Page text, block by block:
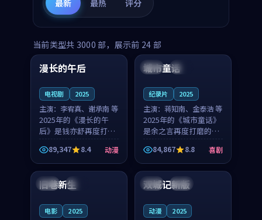
最新 最热 评分
当前类型共 3000 部，展示前 24 部
中国 高分
99:16
漫长的午后
电视剧 2025
主演： 李宥真、谢承南 等
2025年的《漫长的午
后》是钱亦舒再度打磨
的动漫佳作。中国大陆
的取景与海岛日常的氛
围相互成就，李宥真与
谢承南的对手戏自然克
制，让整部影片在悬念
89,347 8.4 动漫
美国 院线
城市童话
纪录片 2025
主演： 蒋知南、金泰浩 等
2025年的《城市童话》
是余之言再度打磨的喜
剧佳作。美国的取景与
历史战争的氛围相互成
就，蒋知南与金泰浩的
对手戏自然克制，让整
部影片在悬念与温度
84,867 8.8 喜剧
英国 完结
旧巷新生
电影 2025
中国 独播
双城记新版
动漫 2025